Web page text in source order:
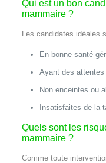
Qui est un bon
mammaire ?
Les candidates idéales
En bonne santé
Ayant des attentes
Non enceintes ou
Insatisfaites de la
Quels sont les
mammaire ?
Comme toute